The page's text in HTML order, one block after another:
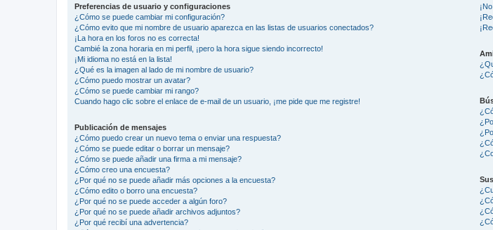
Preferencias de usuario y configuraciones
¿Cómo se puede cambiar mi configuración?
¿Cómo evito que mi nombre de usuario aparezca en las listas de usuarios conectados?
¡La hora en los foros no es correcta!
Cambié la zona horaria en mi perfil, ¡pero la hora sigue siendo incorrecto!
¡Mi idioma no está en la lista!
¿Qué es la imagen al lado de mi nombre de usuario?
¿Cómo puedo mostrar un avatar?
¿Cómo se puede cambiar mi rango?
Cuando hago clic sobre el enlace de e-mail de un usuario, ¡me pide que me registre!
Publicación de mensajes
¿Cómo puedo crear un nuevo tema o enviar una respuesta?
¿Cómo se puede editar o borrar un mensaje?
¿Cómo se puede añadir una firma a mi mensaje?
¿Cómo creo una encuesta?
¿Por qué no se puede añadir más opciones a la encuesta?
¿Cómo edito o borro una encuesta?
¿Por qué no se puede acceder a algún foro?
¿Por qué no se puede añadir archivos adjuntos?
¿Por qué recibí una advertencia?